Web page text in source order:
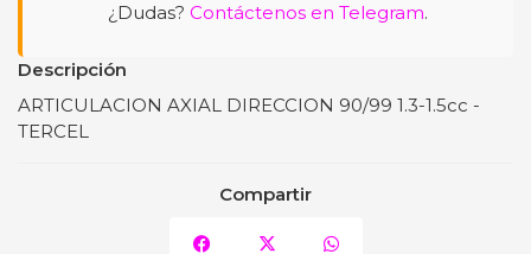
¿Dudas? Contáctenos en Telegram.
Descripción
ARTICULACION AXIAL DIRECCION 90/99 1.3-1.5cc -
TERCEL
Compartir